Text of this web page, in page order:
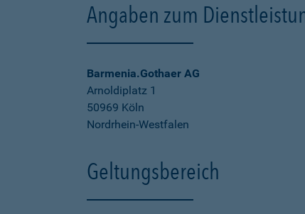
Angaben zum
Barmenia.Gothaer AG
Arnoldiplatz 1
50969 Köln
Nordrhein-Westfalen
Geltungsbereich